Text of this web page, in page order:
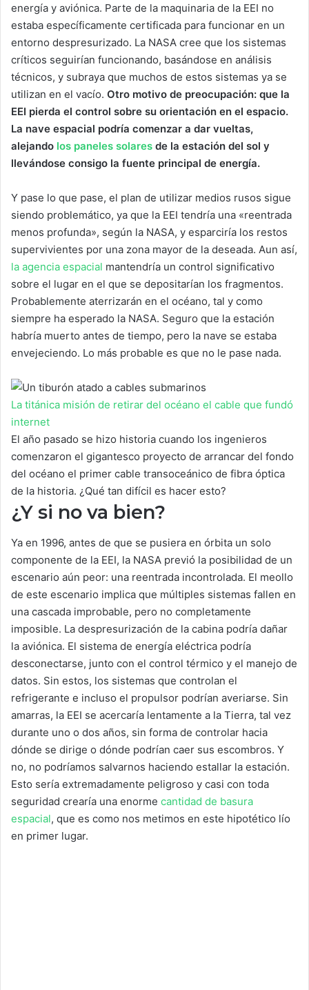
energía y aviónica. Parte de la maquinaria de la EEI no
estaba específicamente certificada para funcionar en un
entorno despresurizado. La NASA cree que los sistemas
críticos seguirían funcionando, basándose en análisis
técnicos, y subraya que muchos de estos sistemas ya se
utilizan en el vacío. Otro motivo de preocupación: que la
EEI pierda el control sobre su orientación en el espacio.
La nave espacial podría comenzar a dar vueltas,
alejando los paneles solares de la estación del sol y
llevándose consigo la fuente principal de energía.
Y pase lo que pase, el plan de utilizar medios rusos sigue
siendo problemático, ya que la EEI tendría una «reentrada
menos profunda», según la NASA, y esparciría los restos
supervivientes por una zona mayor de la deseada. Aun así,
la agencia espacial mantendría un control significativo
sobre el lugar en el que se depositarían los fragmentos.
Probablemente aterrizarán en el océano, tal y como
siempre ha esperado la NASA. Seguro que la estación
habría muerto antes de tiempo, pero la nave se estaba
envejeciendo. Lo más probable es que no le pase nada.
La titánica misión de retirar del océano el cable que fundó
internet
El año pasado se hizo historia cuando los ingenieros
comenzaron el gigantesco proyecto de arrancar del fondo
del océano el primer cable transoceánico de fibra óptica
de la historia. ¿Qué tan difícil es hacer esto?
¿Y si no va bien?
Ya en 1996, antes de que se pusiera en órbita un solo
componente de la EEI, la NASA previó la posibilidad de un
escenario aún peor: una reentrada incontrolada. El meollo
de este escenario implica que múltiples sistemas fallen en
una cascada improbable, pero no completamente
imposible. La despresurización de la cabina podría dañar
la aviónica. El sistema de energía eléctrica podría
desconectarse, junto con el control térmico y el manejo de
datos. Sin estos, los sistemas que controlan el
refrigerante e incluso el propulsor podrían averiarse. Sin
amarras, la EEI se acercaría lentamente a la Tierra, tal vez
durante uno o dos años, sin forma de controlar hacia
dónde se dirige o dónde podrían caer sus escombros. Y
no, no podríamos salvarnos haciendo estallar la estación.
Esto sería extremadamente peligroso y casi con toda
seguridad crearía una enorme cantidad de basura
espacial, que es como nos metimos en este hipotético lío
en primer lugar.